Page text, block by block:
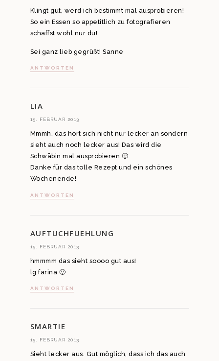
Klingt gut, werd ich bestimmt mal ausprobieren!
So ein Essen so appetitlich zu fotografieren
schaffst wohl nur du!
Sei ganz lieb gegrüßt! Sanne
ANTWORTEN
LIA
15. FEBRUAR 2013
Mmmh, das hört sich nicht nur lecker an sondern
sieht auch noch lecker aus! Das wird die
Schwäbin mal ausprobieren 🙂
Danke für das tolle Rezept und ein schönes
Wochenende!
ANTWORTEN
AUFTUCHFUEHLUNG
15. FEBRUAR 2013
hmmmm das sieht soooo gut aus!
lg farina 🙂
ANTWORTEN
SMARTIE
15. FEBRUAR 2013
Sieht lecker aus. Gut möglich, dass ich das auch